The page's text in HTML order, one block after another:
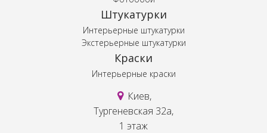
Штукатурки
Интерьерные штукатурки
Экстерьерные штукатурки
Краски
Интерьерные краски
Киев,
Тургеневская 32а,
1 этаж